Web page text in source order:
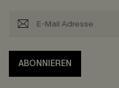
ABONNIEREN